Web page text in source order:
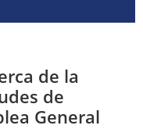
de la
de
General